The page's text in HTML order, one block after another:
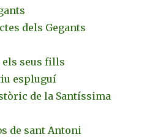
dels Gegants
els seus fills
espluguí
de la Santíssima
de sant Antoni